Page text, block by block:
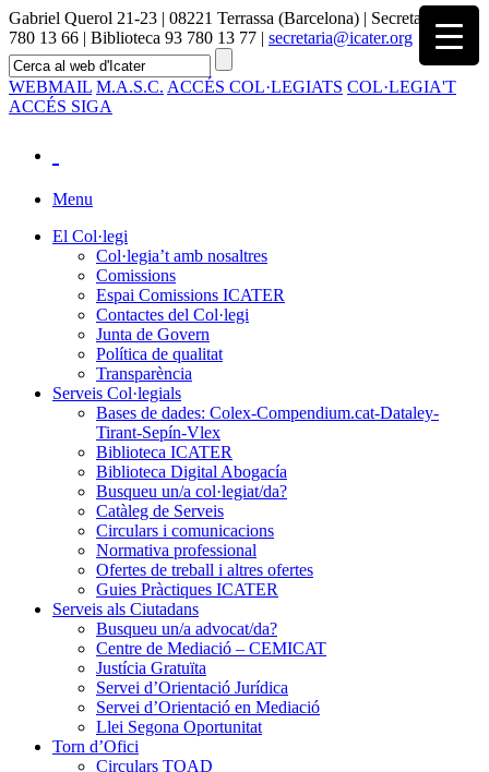
Gabriel Querol 21-23 | 08221 Terrassa (Barcelona) | Secretaria 93
780 13 66 | Biblioteca 93 780 13 77 | secretaria@icater.org
WEBMAIL M.A.S.C. ACCÉS COL·LEGIATS COL·LEGIA'T
ACCÉS SIGA
Menu
El Col·legi
Col·legia’t amb nosaltres
Comissions
Espai Comissions ICATER
Contactes del Col·legi
Junta de Govern
Política de qualitat
Transparència
Serveis Col·legials
Bases de dades: Colex-Compendium.cat-Dataley-
Tirant-Sepín-Vlex
Biblioteca ICATER
Biblioteca Digital Abogacía
Busqueu un/a col·legiat/da?
Catàleg de Serveis
Circulars i comunicacions
Normativa professional
Ofertes de treball i altres ofertes
Guies Pràctiques ICATER
Serveis als Ciutadans
Busqueu un/a advocat/da?
Centre de Mediació – CEMICAT
Justícia Gratuïta
Servei d’Orientació Jurídica
Servei d’Orientació en Mediació
Llei Segona Oportunitat
Torn d’Ofici
Circulars TOAD